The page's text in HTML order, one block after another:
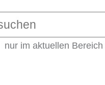
nur im aktuellen Bereich